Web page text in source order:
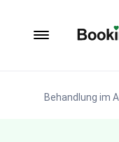
Behandlung im